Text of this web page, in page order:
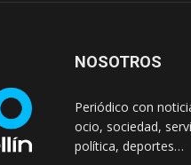
NOSOTROS
Periódico con
ocio, sociedad,
política, deportes…